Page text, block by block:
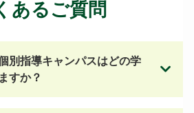
あるご質問
別指導キャンパスはどの学
すか？